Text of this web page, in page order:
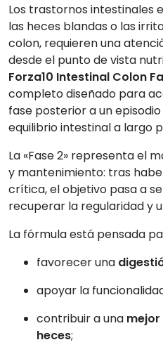
Los trastornos intestinales
las heces blandas o las
colon, requieren una
desde el punto de vista
Forza10 Intestinal Colon
completo diseñado para
fase posterior a un
equilibrio intestinal a largo
La «Fase 2» representa el
y mantenimiento: tras
crítica, el objetivo pasa a
recuperar la regularidad y
La fórmula está pensada
favorecer una
apoyar la
contribuir a una
heces;